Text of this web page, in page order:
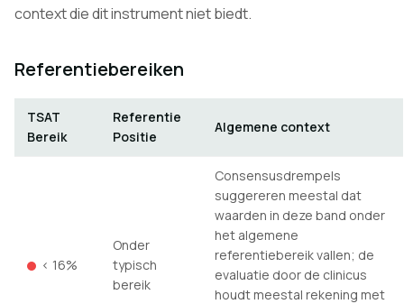
context die dit instrument niet biedt.
Referentiebereiken
TSAT
Bereik
Referentie
Positie
Algemene context
< 16%
Onder
typisch
bereik
Consensusdrempels
suggereren meestal dat
waarden in deze band onder
het algemene
referentiebereik vallen; de
evaluatie door de clinicus
houdt meestal rekening met